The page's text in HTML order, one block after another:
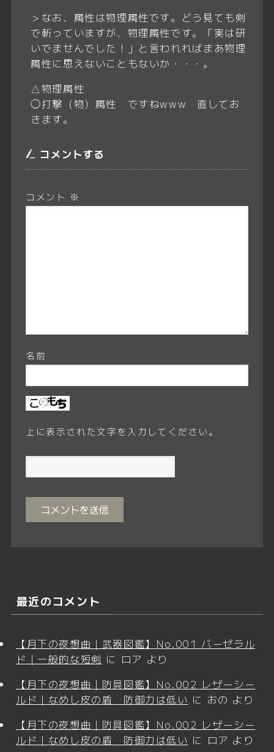
＞なお、属性は物理属性です。どう見ても剣
で斬っていますが、物理属性です。「実は研
いでませんでした！」と言われればまあ物理
属性に思えないこともないか・・・。
△物理属性
◯打撃（物）属性 ですねwww 直してお
きます。
コメントする
コメント ※
名前
上に表示された文字を入力してください。
最近のコメント
【月下の夜想曲｜武器図鑑】No.001 バーゼラル
ド｜一般的な短剣 に ロア より
【月下の夜想曲｜防具図鑑】No.002 レザーシー
ルド｜なめし皮の盾 防御力は低い に おの より
【月下の夜想曲｜防具図鑑】No.002 レザーシー
ルド｜なめし皮の盾 防御力は低い に ロア より